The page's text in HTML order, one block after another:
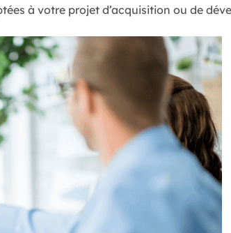
à votre projet d’acquisition ou de